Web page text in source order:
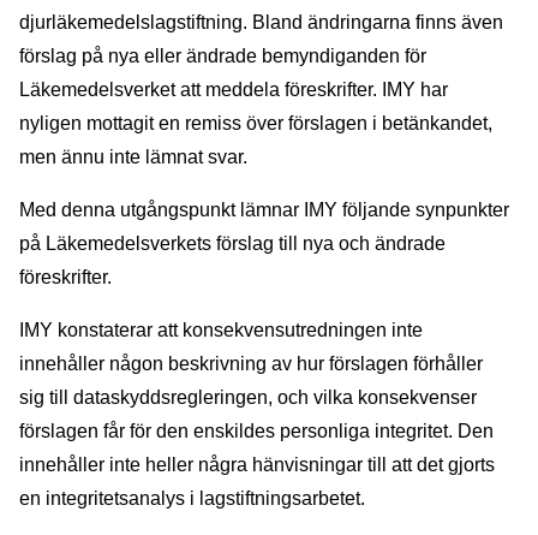
djurläkemedelslagstiftning. Bland ändringarna finns även
förslag på nya eller ändrade bemyndiganden för
Läkemedelsverket att meddela föreskrifter. IMY har
nyligen mottagit en remiss över förslagen i betänkandet,
men ännu inte lämnat svar.
Med denna utgångspunkt lämnar IMY följande synpunkter
på Läkemedelsverkets förslag till nya och ändrade
föreskrifter.
IMY konstaterar att konsekvensutredningen inte
innehåller någon beskrivning av hur förslagen förhåller
sig till dataskyddsregleringen, och vilka konsekvenser
förslagen får för den enskildes personliga integritet. Den
innehåller inte heller några hänvisningar till att det gjorts
en integritetsanalys i lagstiftningsarbetet.